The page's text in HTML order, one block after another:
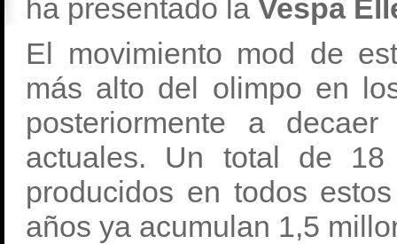
ha presentado la Vespa
El movimiento mod de
más alto del olimpo en
posteriormente a
actuales. Un total de
producidos en todos
años ya acumulan 1,5